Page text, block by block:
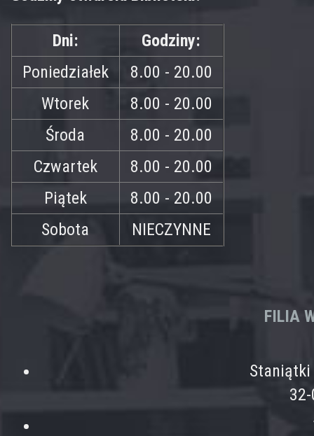
Dni:
Godziny:
Poniedziałek
8.00 - 20.00
Wtorek
8.00 - 20.00
Środa
8.00 - 20.00
Czwartek
8.00 - 20.00
Piątek
8.00 - 20.00
Sobota
NIECZYNNE
FILIA